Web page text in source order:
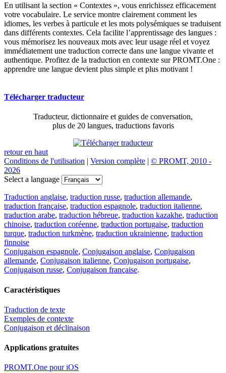
En utilisant la section « Contextes », vous enrichissez efficacement
votre vocabulaire. Le service montre clairement comment les
idiomes, les verbes à particule et les mots polysémiques se traduisent
dans différents contextes. Cela facilite l’apprentissage des langues :
vous mémorisez les nouveaux mots avec leur usage réel et voyez
immédiatement une traduction correcte dans une langue vivante et
authentique. Profitez de la traduction en contexte sur PROMT.One :
apprendre une langue devient plus simple et plus motivant !
Télécharger traducteur
Traducteur, dictionnaire et guides de conversation,
plus de 20 langues, traductions favoris
retour en haut
Conditions de l'utilisation | Version complète | © PROMT, 2010 -
2026
Select a language
Traduction anglaise, traduction russe, traduction allemande,
traduction française, traduction espagnole, traduction italienne,
traduction arabe, traduction hébreue, traduction kazakhe, traduction
chinoise, traduction coréenne, traduction portugaise, traduction
turque, traduction turkmène, traduction ukrainienne, traduction
finnoise
Conjugaison espagnole, Conjugaison anglaise, Conjugaison
allemande, Conjugaison italienne, Conjugaison portugaise,
Conjugaison russe, Conjugaison française.
Caractéristiques
Traduction de texte
Exemples de contexte
Conjugaison et déclinaison
Applications gratuites
PROMT.One pour iOS